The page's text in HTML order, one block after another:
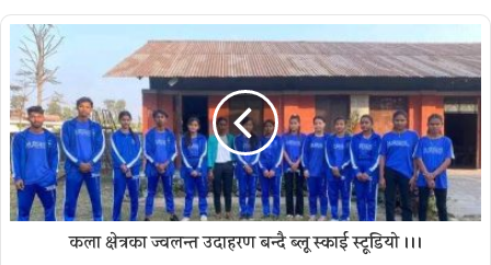
कला क्षेत्रका ज्वलन्त उदाहरण बन्दै ब्लू स्काई स्टूडियो ।।।